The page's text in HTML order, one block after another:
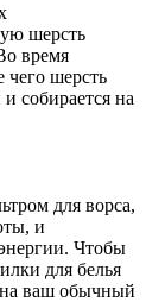
шерсть
время
чего шерсть
собирается на
для ворса,
и
Чтобы
для белья
ваш обычный